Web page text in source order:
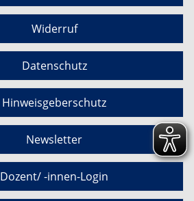
Widerruf
Datenschutz
Hinweisgeberschutz
Newsletter
Dozent/ -innen-Login